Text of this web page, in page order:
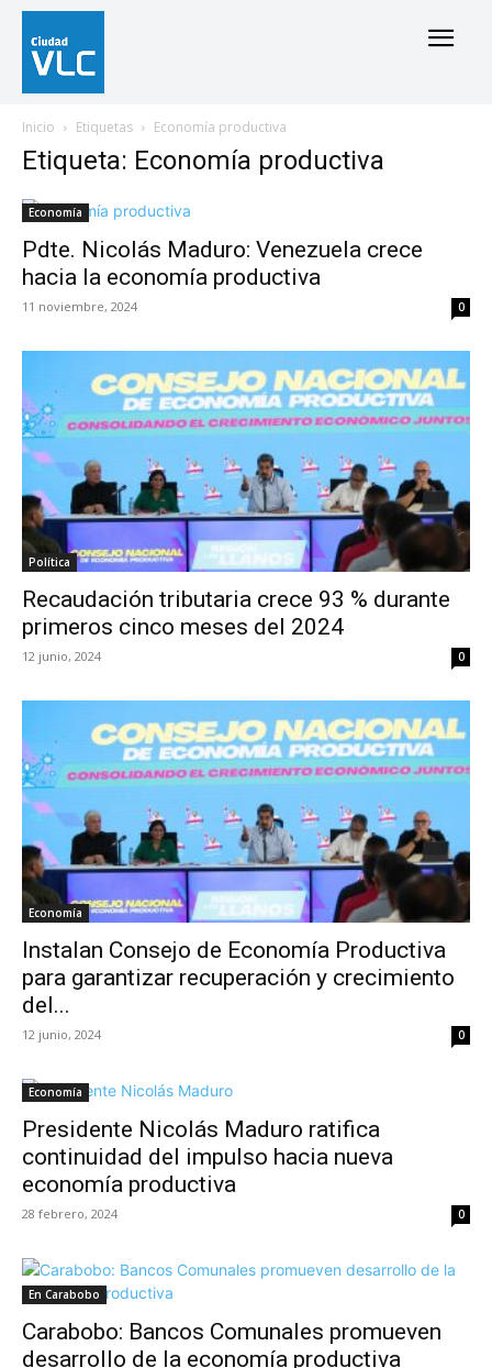
Inicio Etiquetas Economía productiva
Etiqueta: Economía productiva
Economía
Pdte. Nicolás Maduro: Venezuela crece
hacia la economía productiva
11 noviembre, 2024 0
Política
Recaudación tributaria crece 93 % durante
primeros cinco meses del 2024
12 junio, 2024 0
Economía
Instalan Consejo de Economía Productiva
para garantizar recuperación y crecimiento
del...
12 junio, 2024 0
Economía
Presidente Nicolás Maduro ratifica
continuidad del impulso hacia nueva
economía productiva
28 febrero, 2024 0
En Carabobo
Carabobo: Bancos Comunales promueven
desarrollo de la economía productiva